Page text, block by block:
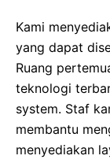
Kami
yang dapat
Ruang
teknologi
system. Staf
membantu
menyediakan